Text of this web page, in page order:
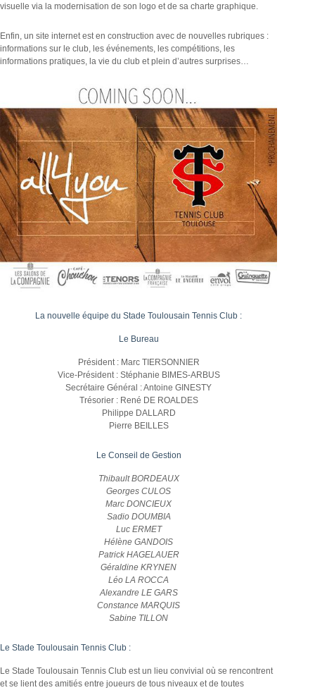
visuelle via la modernisation de son logo et de sa charte graphique.
Enfin, un site internet est en construction avec de nouvelles rubriques :
informations sur le club, les événements, les compétitions, les
informations pratiques, la vie du club et plein d’autres surprises…
La nouvelle équipe du Stade Toulousain Tennis Club :
Le Bureau
Président : Marc TIERSONNIER
Vice-Président : Stéphanie BIMES-ARBUS
Secrétaire Général : Antoine GINESTY
Trésorier : René DE ROALDES
Philippe DALLARD
Pierre BEILLES
Le Conseil de Gestion
Thibault BORDEAUX
Georges CULOS
Marc DONCIEUX
Sadio DOUMBIA
Luc ERMET
Hélène GANDOIS
Patrick HAGELAUER
Géraldine KRYNEN
Léo LA ROCCA
Alexandre LE GARS
Constance MARQUIS
Sabine TILLON
Le Stade Toulousain Tennis Club :
Le Stade Toulousain Tennis Club est un lieu convivial où se rencontrent
et se lient des amitiés entre joueurs de tous niveaux et de toutes